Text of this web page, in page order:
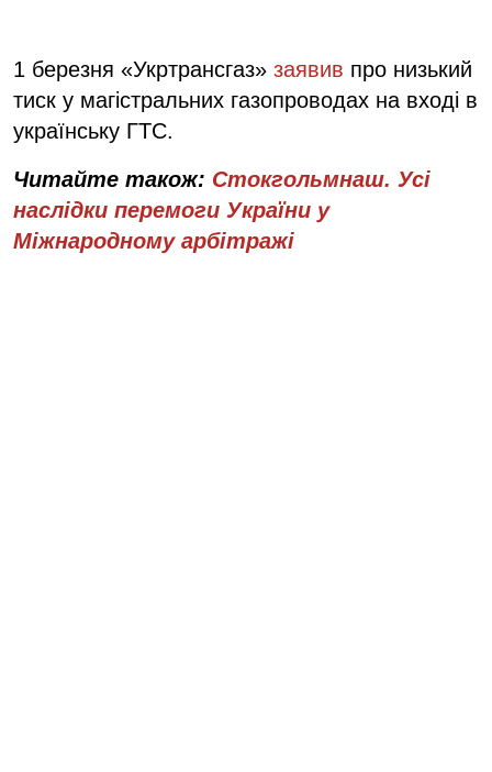
1 березня «Укртрансгаз» заявив про низький
тиск у магістральних газопроводах на вході в
українську ГТС.
Читайте також: Стокгольмнаш. Усі
наслідки перемоги України у
Міжнародному арбітражі